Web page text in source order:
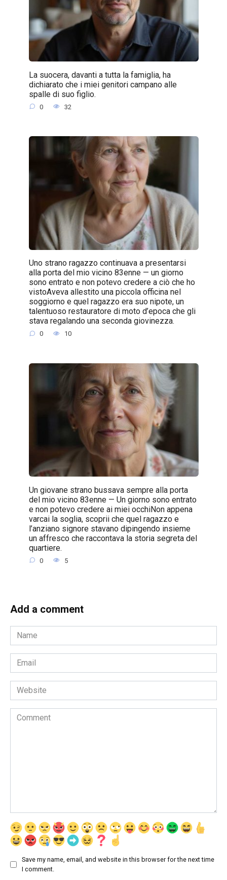
La suocera, davanti a tutta la famiglia, ha
dichiarato che i miei genitori campano alle
spalle di suo figlio.
0 32
Uno strano ragazzo continuava a presentarsi
alla porta del mio vicino 83enne — un giorno
sono entrato e non potevo credere a ciò che ho
vistoAveva allestito una piccola officina nel
soggiorno e quel ragazzo era suo nipote, un
talentuoso restauratore di moto d’epoca che gli
stava regalando una seconda giovinezza.
0 10
Un giovane strano bussava sempre alla porta
del mio vicino 83enne — Un giorno sono entrato
e non potevo credere ai miei occhiNon appena
varcai la soglia, scoprii che quel ragazzo e
l’anziano signore stavano dipingendo insieme
un affresco che raccontava la storia segreta del
quartiere.
0 5
Add a comment
Name
*
Email
*
Website
Comment
Save my name, email, and website in this browser for the next time
I comment.